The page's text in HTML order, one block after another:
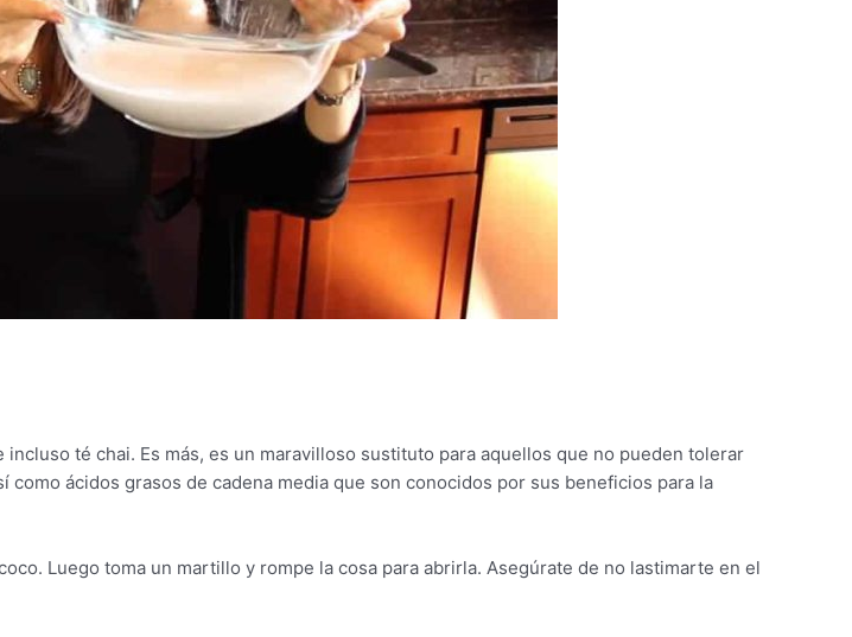
té chai. Es más, es un maravilloso sustituto para aquellos que no pueden tolerar
ácidos grasos de cadena media que son conocidos por sus beneficios para la
Luego toma un martillo y rompe la cosa para abrirla. Asegúrate de no lastimarte en el